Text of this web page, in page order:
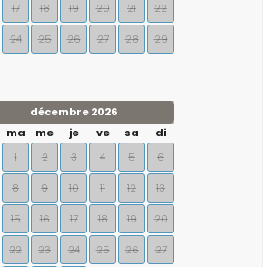
17 18 19 20 21 22
24 25 26 27 28 29
décembre 2026
ma me je ve sa
di
1
2 3 4 5 6
8 9 10 11 12 13
15 16 17 18 19 20
22 23 24 25 26 27